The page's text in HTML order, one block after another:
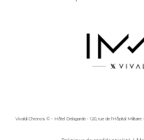
Vivaldi Chronos © - Hôtel Delagarde - 120, rue de l'Hôpital